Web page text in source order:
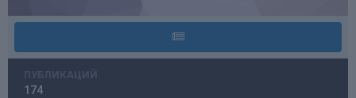
ПУБЛИКАЦИЙ
174